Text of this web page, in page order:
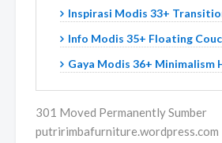
Inspirasi Modis 33+
Info Modis 35+ Floating
Gaya Modis 36+ Minimalism
301 Moved Permanently Sumber
putririmbafurniture.wordpress.com